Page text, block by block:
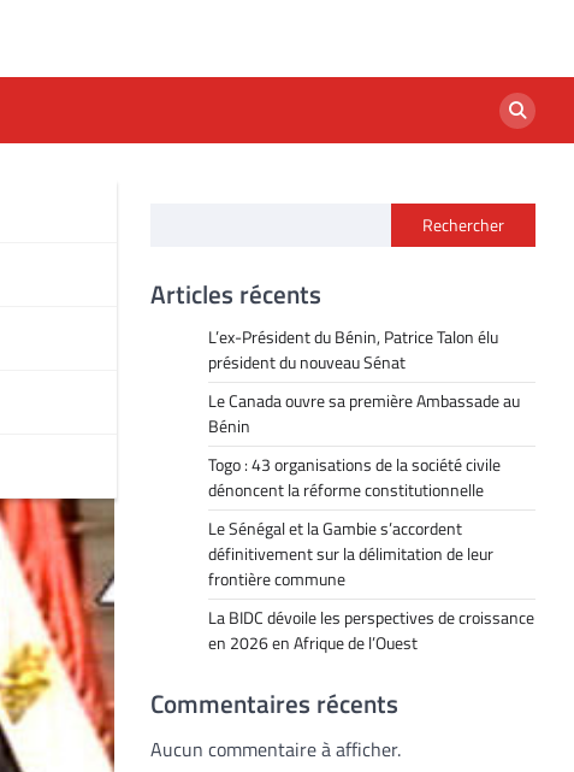
Rechercher
Articles récents
L’ex-Président du Bénin, Patrice Talon élu
président du nouveau Sénat
Le Canada ouvre sa première Ambassade au
Bénin
Togo : 43 organisations de la société civile
dénoncent la réforme constitutionnelle
Le Sénégal et la Gambie s’accordent
définitivement sur la délimitation de leur
frontière commune
La BIDC dévoile les perspectives de croissance
en 2026 en Afrique de l’Ouest
Commentaires récents
Aucun commentaire à afficher.